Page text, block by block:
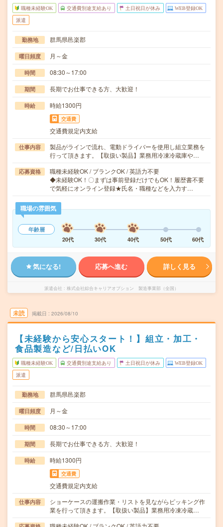
職種未経験OK 交通費別途支給あり 土日祝日が休み WEB登録OK
派遣
勤務地 群馬県邑楽郡
曜日頻度 月～金
時間 08:30～17:00
期間 長期でお仕事できる方、大歓迎！
時給 時給1300円
交通費
交通費規定内支給
仕事内容
製品がラインで流れ、電動ドライバーを使用し組立業務を
行って頂きます。【取扱い製品】業務用冷凍冷蔵庫や…
応募資格
職種未経験OK / ブランクOK / 英語力不要
◆未経験OK！〇まずは事前登録だけでもOK！履歴書不要
で気軽にオンライン登録★氏名・職種などを入力す…
職場の雰囲気
年齢層
20代
30代 40代 50代 60代
気になる! 応募へ進む 詳しく見る
派遣会社 株式会社綜合キャリアオプション 製造事業部（全国）
未読 掲載日 2026/08/10
【未経験から安心スタート！】組立・加工・
食品製造など/日払いOK
職種未経験OK 交通費別途支給あり 土日祝日が休み WEB登録OK
派遣
勤務地 群馬県邑楽郡
曜日頻度 月～金
時間 08:30～17:00
期間 長期でお仕事できる方、大歓迎！
時給 時給1300円
交通費
交通費規定内支給
仕事内容
ショーケースの運搬作業・リストを見ながらピッキング作
業を行って頂きます。【取扱い製品】業務用冷凍冷蔵…